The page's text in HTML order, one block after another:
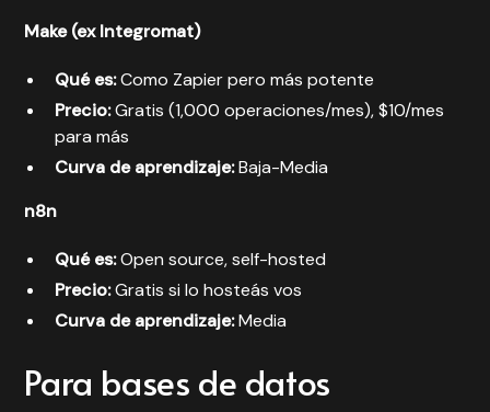
Make (ex Integromat)
Qué es:Como Zapier pero más potente
Precio:Gratis (1,000 operaciones/mes), $10/mes
para más
Curva de aprendizaje:Baja-Media
n8n
Qué es:Open source, self-hosted
Precio:Gratis si lo hosteás vos
Curva de aprendizaje:Media
Para bases de datos